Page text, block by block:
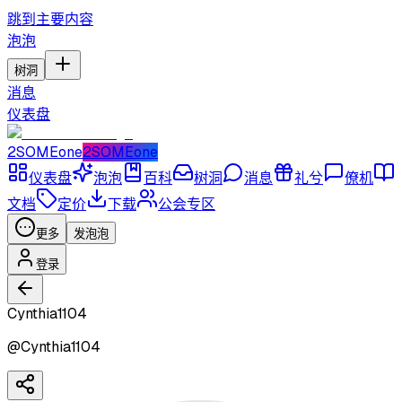
跳到主要内容
泡泡
树洞
消息
仪表盘
2SOMEone2SOMEone
仪表盘
泡泡 百科 树洞 消息 礼兮
僚机
文档
定价 下载 公会专区
更多 发泡泡
登录
Cynthia1104
@Cynthia1104